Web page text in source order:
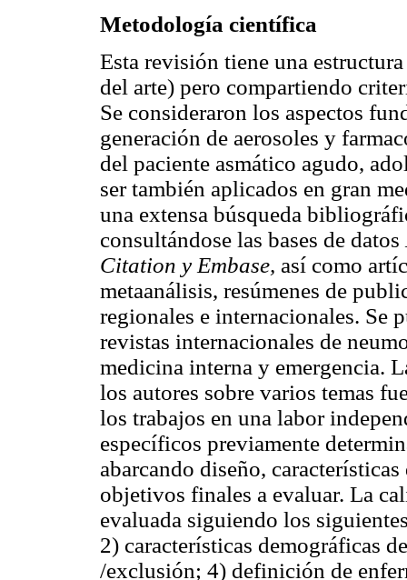
Metodología científica
Esta revisión tiene una
del arte) pero compartiendo
Se consideraron los aspectos
generación de aerosoles y
del paciente asmático agudo,
ser también aplicados en gran
una extensa búsqueda
consultándose las bases de datos
Citation y Embase, así como
metaanálisis, resúmenes de
regionales e internacionales. Se
revistas internacionales de
medicina interna y emergencia.
los autores sobre varios temas
los trabajos en una labor
específicos previamente
abarcando diseño,
objetivos finales a evaluar. La
evaluada siguiendo los
2) características demográficas
/exclusión; 4) definición de